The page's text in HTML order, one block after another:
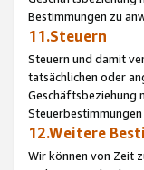
Bestimmungen zu
11.Steuern
Steuern und damit
tatsächlichen oder
Geschäftsbeziehung
Steuerbestimmungen
12.Weitere
Wir können von Zeit